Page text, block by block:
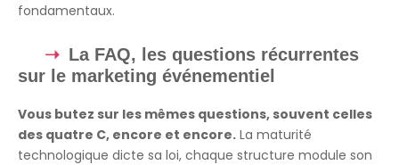
fondamentaux.
La FAQ, les questions récurrentes
sur le marketing événementiel
Vous butez sur les mêmes questions, souvent celles
des quatre C, encore et encore. La maturité
technologique dicte sa loi, chaque structure module son